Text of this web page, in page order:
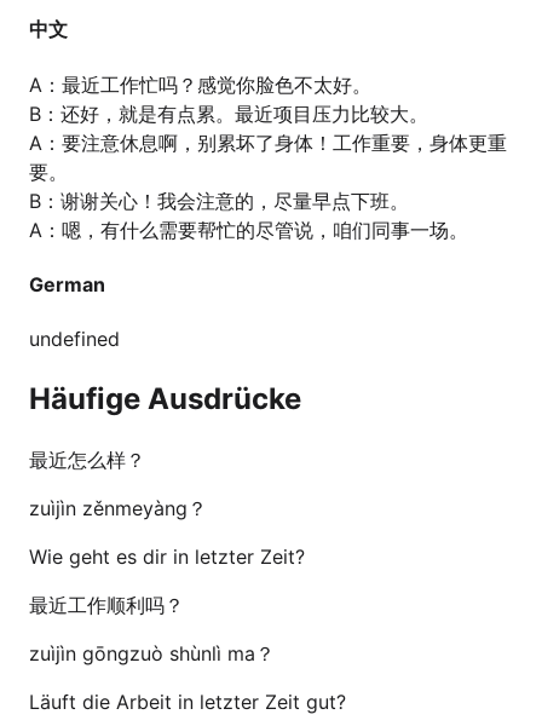
中文
A：最近工作忙吗？感觉你脸色不太好。
B：还好，就是有点累。最近项目压力比较大。
A：要注意休息啊，别累坏了身体！工作重要，身体更重
要。
B：谢谢关心！我会注意的，尽量早点下班。
A：嗯，有什么需要帮忙的尽管说，咱们同事一场。
German
undefined
Häufige Ausdrücke
最近怎么样？
zuìjìn zěnmeyàng？
Wie geht es dir in letzter Zeit?
最近工作顺利吗？
zuìjìn gōngzuò shùnlì ma？
Läuft die Arbeit in letzter Zeit gut?